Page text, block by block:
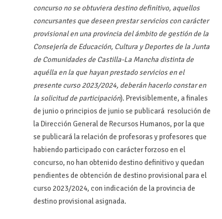
concurso no se obtuviera destino definitivo, aquellos
concursantes que deseen prestar servicios con carácter
provisional en una provincia del ámbito de gestión de la
Consejería de Educación, Cultura y Deportes de la Junta
de Comunidades de Castilla-La Mancha distinta de
aquélla en la que hayan prestado servicios en el
presente curso 2023/2024, deberán hacerlo constar en
la solicitud de participación). Previsiblemente, a finales
de junio o principios de junio se publicará resolución de
la Dirección General de Recursos Humanos, por la que
se publicará la relación de profesoras y profesores que
habiendo participado con carácter forzoso en el
concurso, no han obtenido destino definitivo y quedan
pendientes de obtención de destino provisional para el
curso 2023/2024, con indicación de la provincia de
destino provisional asignada.